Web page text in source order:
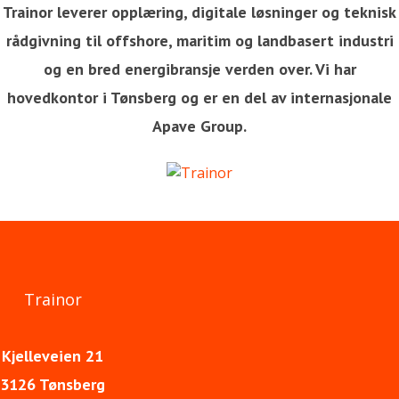
Trainor leverer opplæring, digitale løsninger og teknisk
rådgivning til offshore, maritim og landbasert industri
og en bred energibransje verden over. Vi har
hovedkontor i Tønsberg og er en del av internasjonale
Apave Group.
Trainor
Kjelleveien 21
3126 Tønsberg